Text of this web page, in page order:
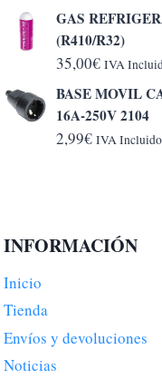
de
GAS
(R410/R32)
35,00€ IVA
BASE MOVIL
16A-250V 2104
2,99€ IVA Incluido
INFORMACIÓN
Inicio
Tienda
Envíos y devoluciones
Noticias